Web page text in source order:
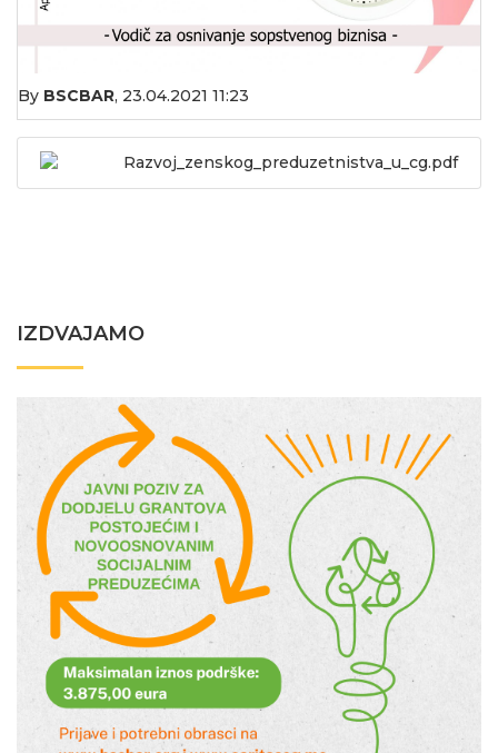
By BSCBAR, 23.04.2021 11:23
Razvoj_zenskog_preduzetnistva_u_cg.pdf
IZDVAJAMO